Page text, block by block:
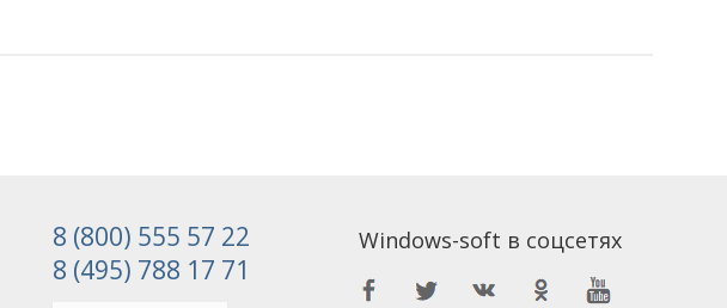
8 (800) 555 57 22
8 (495) 788 17 71
Windows-soft в соцсетях